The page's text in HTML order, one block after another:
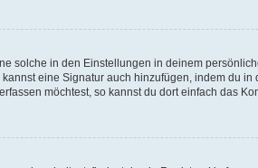
solche in den Einstellungen in deinem
eine Signatur auch hinzufügen, indem du
möchtest, so kannst du dort einfach das